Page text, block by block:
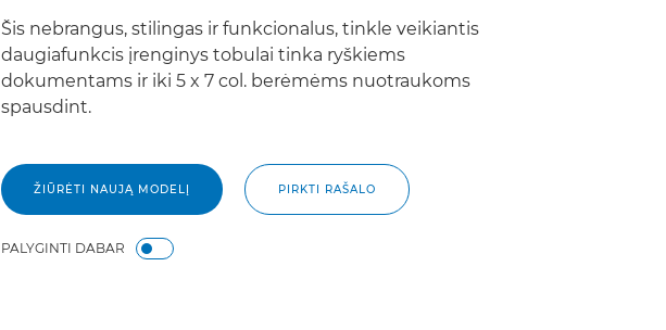
Šis nebrangus, stilingas ir funkcionalus, tinkle veikiantis
daugiafunkcis įrenginys tobulai tinka ryškiems
dokumentams ir iki 5 x 7 col. berėmėms nuotraukoms
spausdint.
ŽIŪRĖTI NAUJĄ MODELĮ PIRKTI RAŠALO
PALYGINTI DABAR